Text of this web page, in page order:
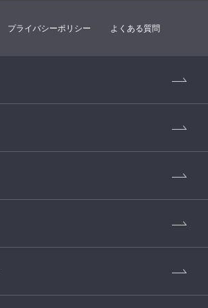
プライバシーポリシー よくある質問